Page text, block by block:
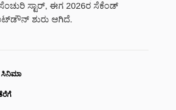
ಸ್ಟಾರ್, ಈಗ 2026ರ ಸೆಕೆಂಡ್
ಶುರು ಆಗಿದೆ.
ಸಿನಿಮಾ